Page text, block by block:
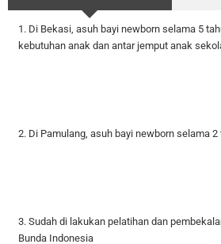
1. Di Bekasi, asuh bayi newborn selama 5
kebutuhan anak dan antar jemput anak
2. Di Pamulang, asuh bayi newborn selama
3. Sudah di lakukan pelatihan dan
Bunda Indonesia